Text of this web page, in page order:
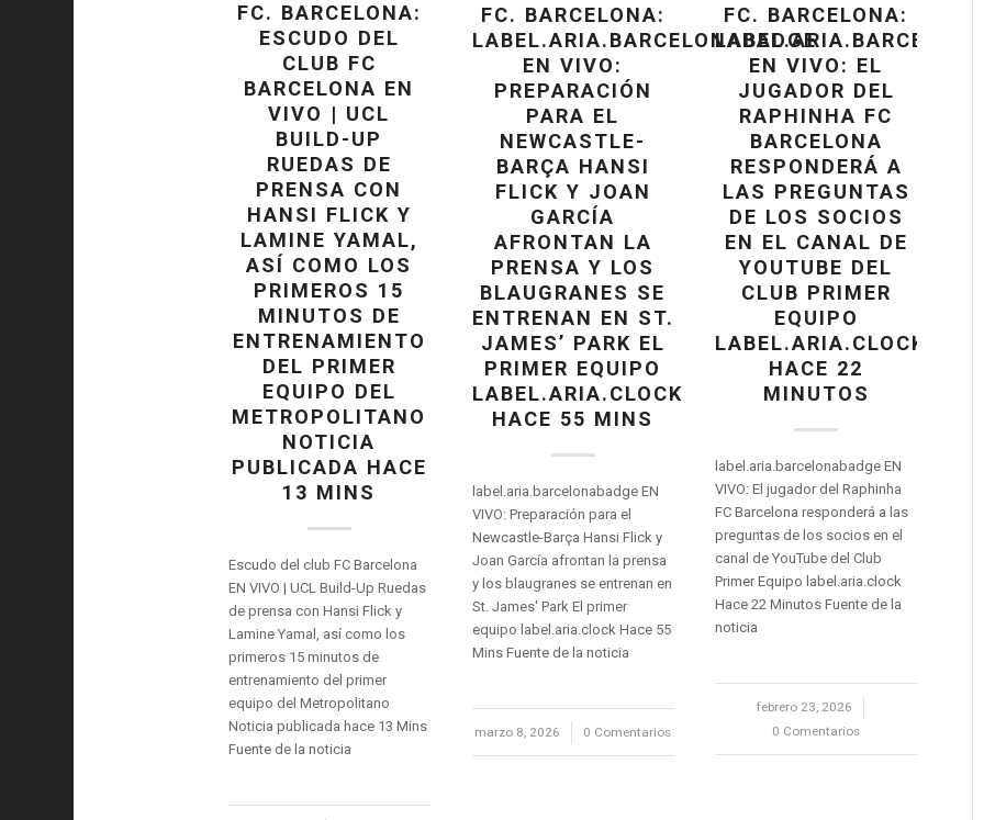
FC. BARCELONA:
ESCUDO DEL
CLUB FC
BARCELONA EN
VIVO | UCL
BUILD-UP
RUEDAS DE
PRENSA CON
HANSI FLICK Y
LAMINE YAMAL,
ASÍ COMO LOS
PRIMEROS 15
MINUTOS DE
ENTRENAMIENTO
DEL PRIMER
EQUIPO DEL
METROPOLITANO
NOTICIA
PUBLICADA HACE
13 MINS
Escudo del club FC Barcelona
EN VIVO | UCL Build-Up Ruedas
de prensa con Hansi Flick y
Lamine Yamal, así como los
primeros 15 minutos de
entrenamiento del primer
equipo del Metropolitano
Noticia publicada hace 13 Mins
Fuente de la noticia
FC. BARCELONA:
LABEL.ARIA.BARCELONABADGE
EN VIVO:
PREPARACIÓN
PARA EL
NEWCASTLE-
BARÇA HANSI
FLICK Y JOAN
GARCÍA
AFRONTAN LA
PRENSA Y LOS
BLAUGRANES SE
ENTRENAN EN ST.
JAMES’ PARK EL
PRIMER EQUIPO
LABEL.ARIA.CLOCK
HACE 55 MINS
label.aria.barcelonabadge EN
VIVO: Preparación para el
Newcastle-Barça Hansi Flick y
Joan García afrontan la prensa
y los blaugranes se entrenan en
St. James' Park El primer
equipo label.aria.clock Hace 55
Mins Fuente de la noticia
marzo 8, 2026
/ 0 Comentarios
FC. BARCELONA:
EN VIVO: EL
JUGADOR DEL
RAPHINHA FC
BARCELONA
RESPONDERÁ A
LAS PREGUNTAS
DE LOS SOCIOS
EN EL CANAL DE
YOUTUBE DEL
CLUB PRIMER
EQUIPO
LABEL.ARIA.CLOCK
HACE 22
MINUTOS
label.aria.barcelonabadge EN
VIVO: El jugador del Raphinha
FC Barcelona responderá a las
preguntas de los socios en el
canal de YouTube del Club
Primer Equipo label.aria.clock
Hace 22 Minutos Fuente de la
noticia
febrero 23, 2026
/
0 Comentarios